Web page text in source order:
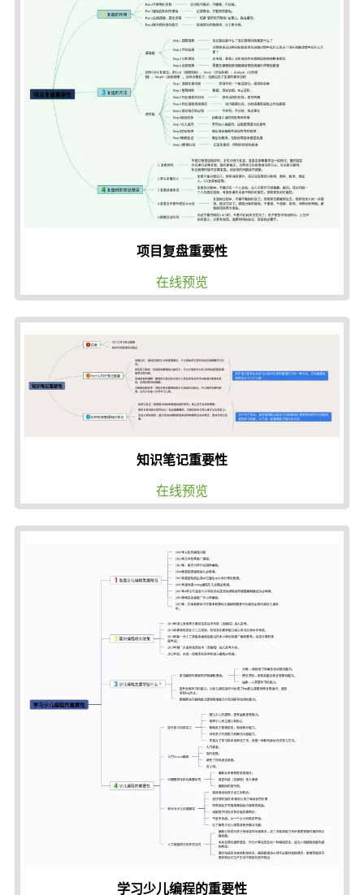
项目复盘重要性
在线预览
知识笔记重要性
在线预览
学习少儿编程的重要性